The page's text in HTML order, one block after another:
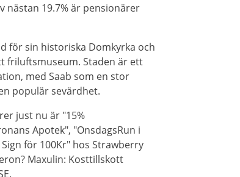
nästan 19.7% är pensionärer
för sin historiska Domkyrka och
friluftsmuseum. Staden är ett
med Saab som en stor
populär sevärdhet.
just nu är "15%
Apotek", "OnsdagsRun i
för 100Kr" hos Strawberry
Maxulin: Kosttillskott